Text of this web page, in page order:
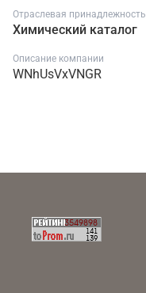
Отраслевая принадлежность
Химический каталог
Описание компании
WNhUsVxVNGR